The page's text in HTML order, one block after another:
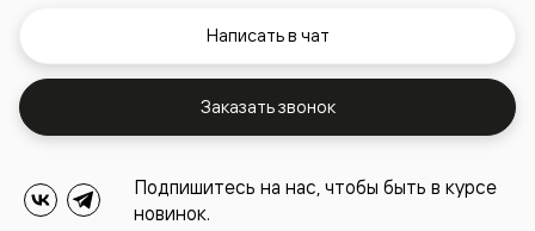
Написать в чат
Заказать звонок
Подпишитесь на нас, чтобы быть в курсе
новинок.